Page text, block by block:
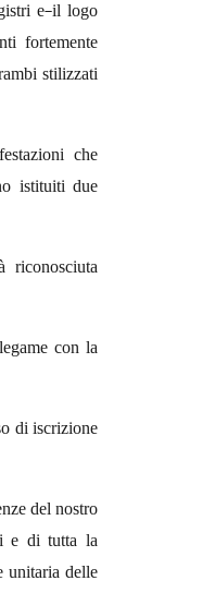
e il logo
fortemente
stilizzati
che
istituiti due
con la
di iscrizione
del nostro
e di tutta la
unitaria delle